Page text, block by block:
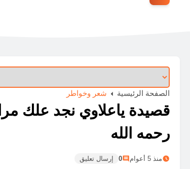
الصفحة الرئيسية شعر وخواطر
قصيدة ياعلاوي نجد علك
رحمه الله
منذ 5 أعوام 0 إرسال تعليق